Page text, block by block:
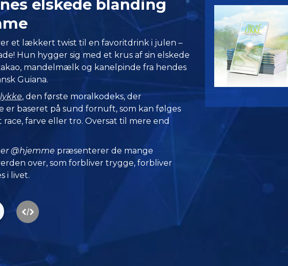
elskede blanding
et lækkert twist til en favoritdrink i julen –
Hun hygger sig med et krus af sin elskede
mandelmælk og kanelpinde fra hendes
Guiana.
, den første moralkodeks, der
er baseret på sund fornuft, som kan følges
race, farve eller tro. Oversat til mere end
@hjemme præsenterer de mange
over, som forbliver trygge, forbliver
i livet.